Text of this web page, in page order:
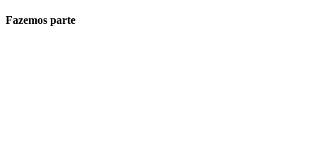
Fazemos parte